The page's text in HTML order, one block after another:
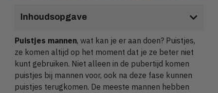
Inhoudsopgave
Puistjes mannen, wat kan je er aan doen? Puistjes,
ze komen altijd op het moment dat je ze beter niet
kunt gebruiken. Niet alleen in de pubertijd komen
puistjes bij mannen voor, ook na deze fase kunnen
puistjes terugkomen. De meeste mannen hebben